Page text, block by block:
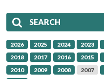
SEARCH
2026 2025 2024 2023
2018
2017 2016 2015
2010
2009 2008 2007